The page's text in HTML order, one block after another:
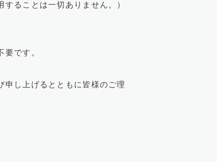
ることは一切ありません。）
です。
申し上げるとともに皆様のご理